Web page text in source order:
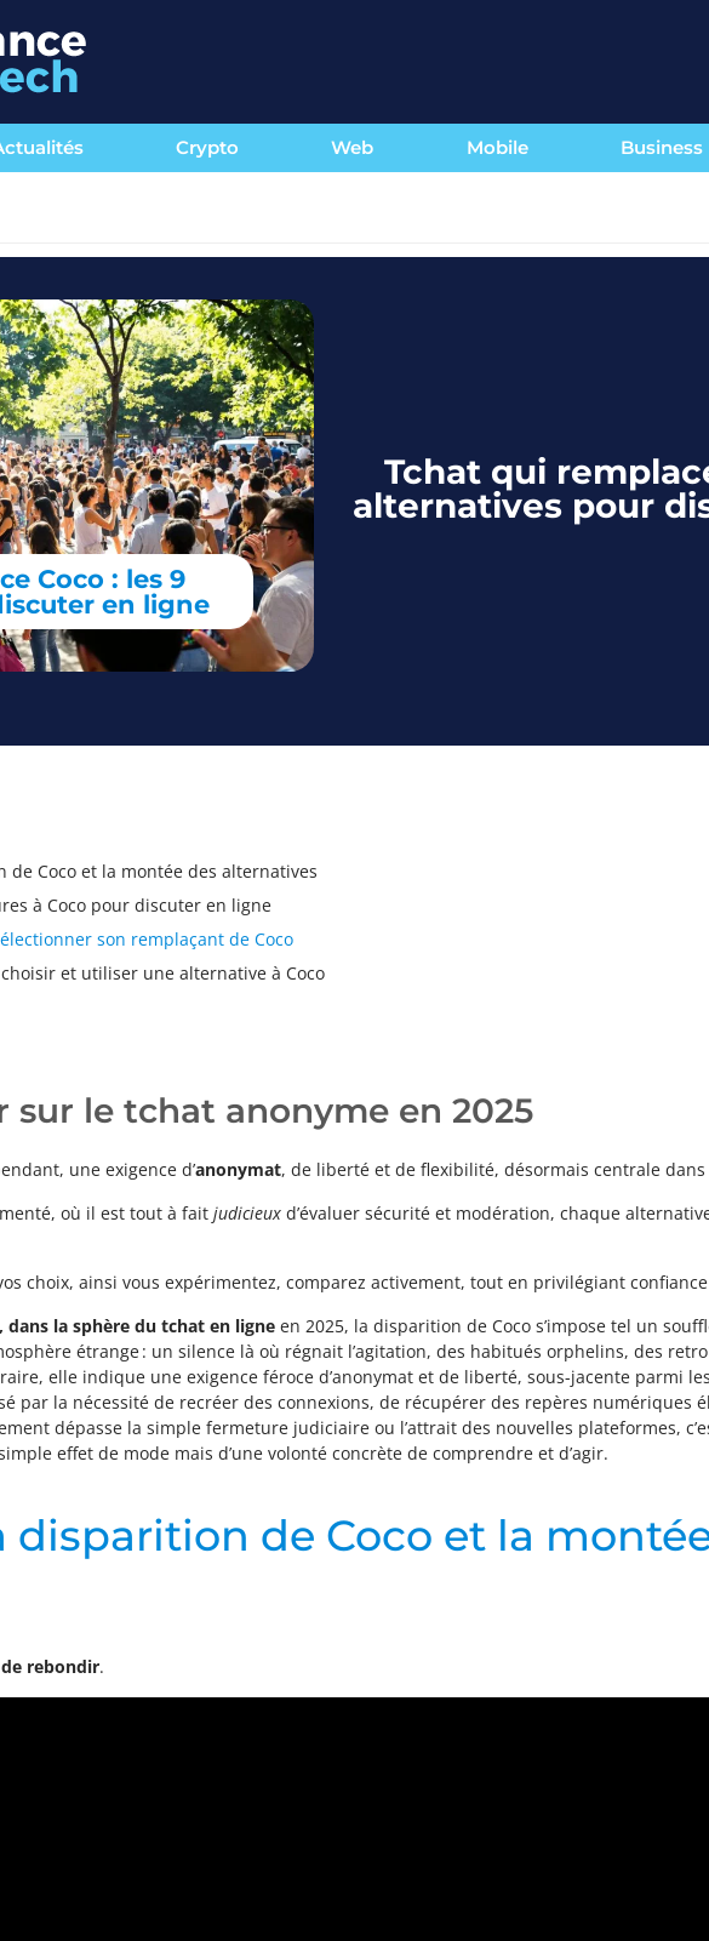
Crypto Web Mobile Business
Coco : les 9
en ligne
Tchat qui
alternatives pour
de Coco et la montée des alternatives
à Coco pour discuter en ligne
son remplaçant de Coco
et utiliser une alternative à Coco
sur le tchat anonyme en 2025
une exigence d’anonymat, de liberté et de flexibilité, désormais centrale
où il est tout à fait judicieux d’évaluer sécurité et modération, chaque
choix, ainsi vous expérimentez, comparez activement, tout en privilégiant
la sphère du tchat en ligne en 2025, la disparition de Coco s’impose tel un
étrange : un silence là où régnait l’agitation, des habitués orphelins, des
elle indique une exigence féroce d’anonymat et de liberté, sous-jacente parmi
par la nécessité de recréer des connexions, de récupérer des repères numériques
dépasse la simple fermeture judiciaire ou l’attrait des nouvelles plateformes,
effet de mode mais d’une volonté concrète de comprendre et d’agir.
disparition de Coco et la
rebondir.